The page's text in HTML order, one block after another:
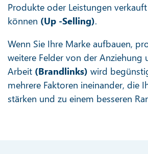
Produkte oder Leistungen
können (Up -Selling).
Wenn Sie Ihre Marke aufbauen,
weitere Felder von der Anziehung
Arbeit (Brandlinks) wird
mehrere Faktoren ineinander, die
stärken und zu einem besseren